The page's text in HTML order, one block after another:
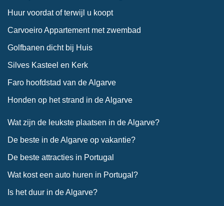
Huur voordat of terwijl u koopt
Carvoeiro Appartement met zwembad
Golfbanen dicht bij Huis
Silves Kasteel en Kerk
Faro hoofdstad van de Algarve
Honden op het strand in de Algarve
Wat zijn de leukste plaatsen in de Algarve?
De beste in de Algarve op vakantie?
De beste attracties in Portugal
Wat kost een auto huren in Portugal?
Is het duur in de Algarve?